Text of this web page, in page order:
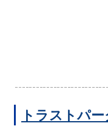
トラストパ